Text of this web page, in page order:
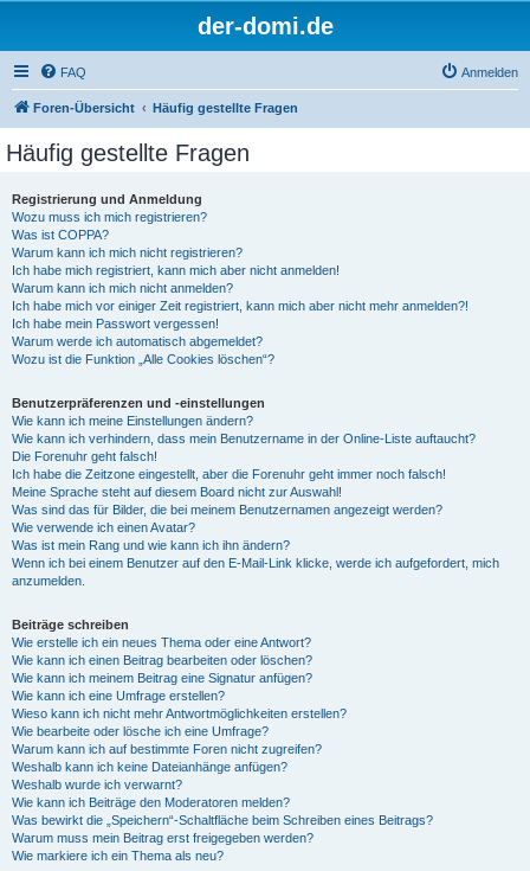
der-domi.de
FAQ Anmelden
Foren-Übersicht Häufig gestellte Fragen
Häufig gestellte Fragen
Registrierung und Anmeldung
Wozu muss ich mich registrieren?
Was ist COPPA?
Warum kann ich mich nicht registrieren?
Ich habe mich registriert, kann mich aber nicht anmelden!
Warum kann ich mich nicht anmelden?
Ich habe mich vor einiger Zeit registriert, kann mich aber nicht mehr anmelden?!
Ich habe mein Passwort vergessen!
Warum werde ich automatisch abgemeldet?
Wozu ist die Funktion „Alle Cookies löschen“?
Benutzerpräferenzen und -einstellungen
Wie kann ich meine Einstellungen ändern?
Wie kann ich verhindern, dass mein Benutzername in der Online-Liste auftaucht?
Die Forenuhr geht falsch!
Ich habe die Zeitzone eingestellt, aber die Forenuhr geht immer noch falsch!
Meine Sprache steht auf diesem Board nicht zur Auswahl!
Was sind das für Bilder, die bei meinem Benutzernamen angezeigt werden?
Wie verwende ich einen Avatar?
Was ist mein Rang und wie kann ich ihn ändern?
Wenn ich bei einem Benutzer auf den E-Mail-Link klicke, werde ich aufgefordert, mich
anzumelden.
Beiträge schreiben
Wie erstelle ich ein neues Thema oder eine Antwort?
Wie kann ich einen Beitrag bearbeiten oder löschen?
Wie kann ich meinem Beitrag eine Signatur anfügen?
Wie kann ich eine Umfrage erstellen?
Wieso kann ich nicht mehr Antwortmöglichkeiten erstellen?
Wie bearbeite oder lösche ich eine Umfrage?
Warum kann ich auf bestimmte Foren nicht zugreifen?
Weshalb kann ich keine Dateianhänge anfügen?
Weshalb wurde ich verwarnt?
Wie kann ich Beiträge den Moderatoren melden?
Was bewirkt die „Speichern“-Schaltfläche beim Schreiben eines Beitrags?
Warum muss mein Beitrag erst freigegeben werden?
Wie markiere ich ein Thema als neu?